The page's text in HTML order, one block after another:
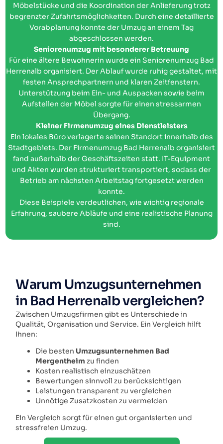
Möbelstücke und die Koordination der Anlieferung trotz
begrenzter Zufahrtsmöglichkeiten. Durch eine detaillierte
Vorabplanung konnte der Umzug an einem Tag
abgeschlossen werden.
Seniorenumzug mit besonderer Betreuung
Für eine ältere Bewohnerin wurde ein Seniorenumzug Bad
Herrenalb organisiert. Der Ablauf wurde ruhig gestaltet, mit
festen Ansprechpartnern und klaren Zeitfenstern.
Unterstützung beim Ein- und Auspacken sowie beim
Aufstellen der Möbel sorgte für einen stressarmen
Übergang.
Kleiner Firmenumzug eines Dienstleisters
Ein lokales Büro verlagerte seinen Standort innerhalb des
Stadtgebiets. Der Firmenumzug Bad Herrenalb organisiert
fand außerhalb der Geschäftszeiten statt. IT-Equipment
und Akten wurden strukturiert transportiert, sodass der
Betrieb am nächsten Arbeitstag fortgesetzt werden
konnte.
Diese Beispiele verdeutlichen, wie wichtig regionale
Erfahrung, saubere Abläufe und eine realistische Planung
sind.
Warum Umzugsunternehmen
in Bad Herrenalb vergleichen?
Zwischen Umzugsfirmen gibt es Unterschiede in
Qualität, Organisation und Service. Ein Vergleich hilft
Ihnen:
Die besten Umzugsunternehmen Bad
Mergentheim zu finden
Kosten realistisch einzuschätzen
Bewertungen sinnvoll zu berücksichtigen
Leistungen transparent zu vergleichen
Unnötige Zusatzkosten zu vermeiden
Ein Vergleich sorgt für einen gut organisierten und
stressfreien Umzug.